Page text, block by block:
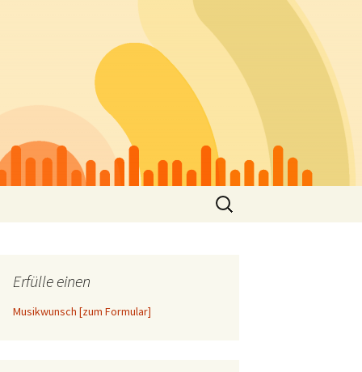
Suchen
nach:
Erfülle einen
Musikwunsch [zum Formular]